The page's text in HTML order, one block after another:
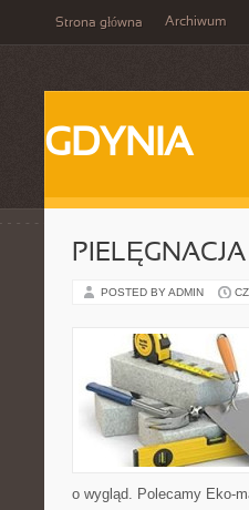
Strona główna Archiwum
GDYNIA
POSTED BY ADMIN
o wygląd. Polecamy Eko-